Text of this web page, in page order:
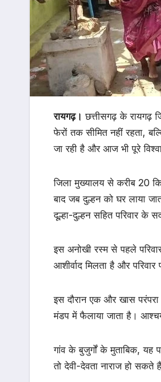
रायगढ़। छत्तीसगढ़ के रायगढ़
फेरों तक सीमित नहीं रहता,
जा रही है और आज भी पूरे
जिला मुख्यालय से करीब 20
बाद जब दुल्हन को घर लाया
दूल्हा-दुल्हन सहित परिवार के
इस अनोखी रस्म से पहले
आशीर्वाद मिलता है और
इस दौरान एक और खास परंपरा
मंडप में फैलाया जाता है।
गांव के बुजुर्गों के मुताबिक, यह
तो देवी-देवता नाराज हो सकते